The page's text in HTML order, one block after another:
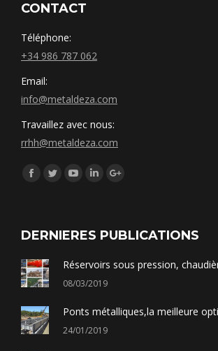
CONTACT
Téléphone:
+34 986 787 062
Email:
info@metaldeza.com
Travaillez avec nous:
rrhh@metaldeza.com
Síguenos en:
Facebook
TwitterYouTube
DERNIERES PUBLICATIONS
Réservoirs sous pression,
08/03/2019
Ponts métalliques,la meilleure
24/01/2019